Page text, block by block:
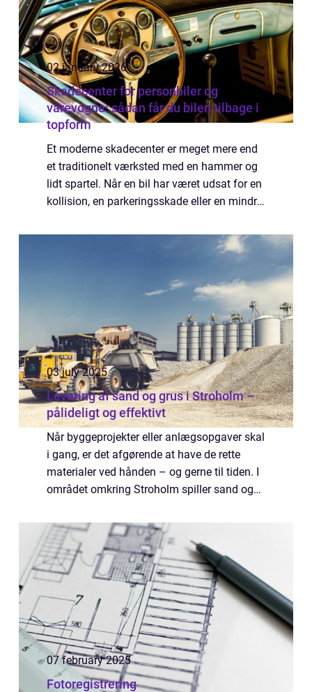
02 january 2026
Skadecenter for personbiler og
varevogne: sådan får du bilen tilbage i
topform
Et moderne skadecenter er meget mere end
et traditionelt værksted med en hammer og
lidt spartel. Når en bil har været udsat for en
kollision, en parkeringsskade eller en mindre
og de rigtige reservedele a...
03 july 2025
Levering af sand og grus i Stroholm –
pålideligt og effektivt
Når byggeprojekter eller anlægsopgaver skal
i gang, er det afgørende at have de rette
materialer ved hånden – og gerne til tiden. I
området omkring Stroholm spiller sand og
07 february 2025
Fotoregistrering